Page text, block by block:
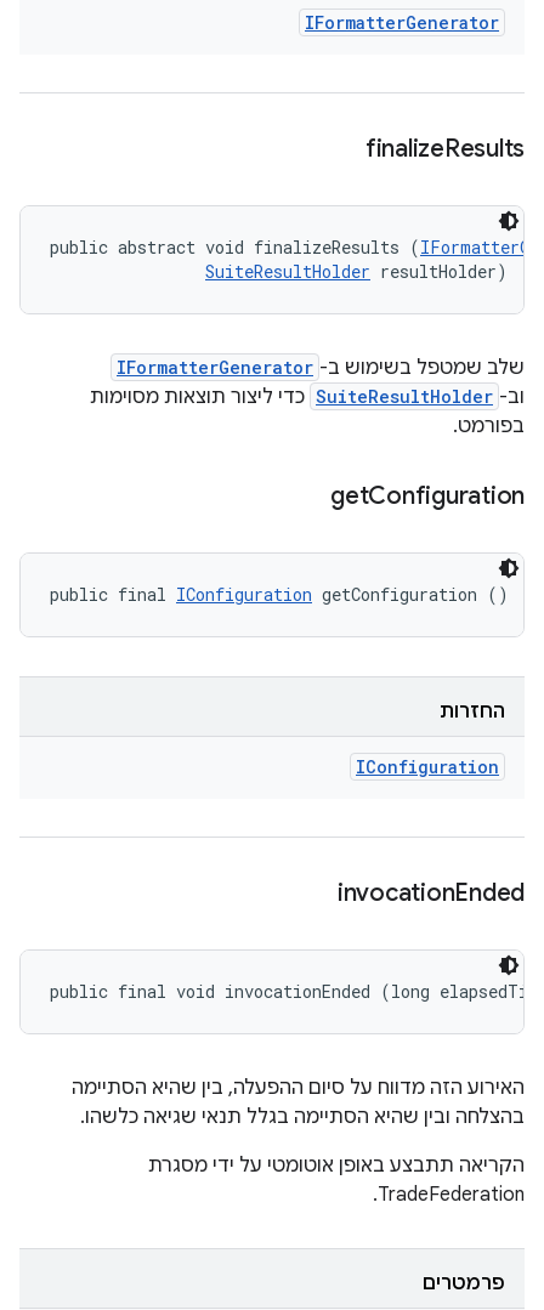
IFormatterGenerator
finalizeResults
public abstract void finalizeResults (
SuiteResultHolder resultHolder)
שלב שמטפל בשימוש ב- IFormatterGenerator
וב- SuiteResultHolder כדי ליצור תוצאות מסוימות
בפורמט.
getConfiguration
public final IConfiguration getConfiguration ()
החזרות
IConfiguration
invocationEnded
public final void invocationEnded (long
האירוע הזה מדווח על סיום ההפעלה, בין שהיא הסתיימה
בהצלחה ובין שהיא הסתיימה בגלל תנאי שגיאה כלשהו.
הקריאה תתבצע באופן אוטומטי על ידי מסגרת
TradeFederation.
פרמטרים